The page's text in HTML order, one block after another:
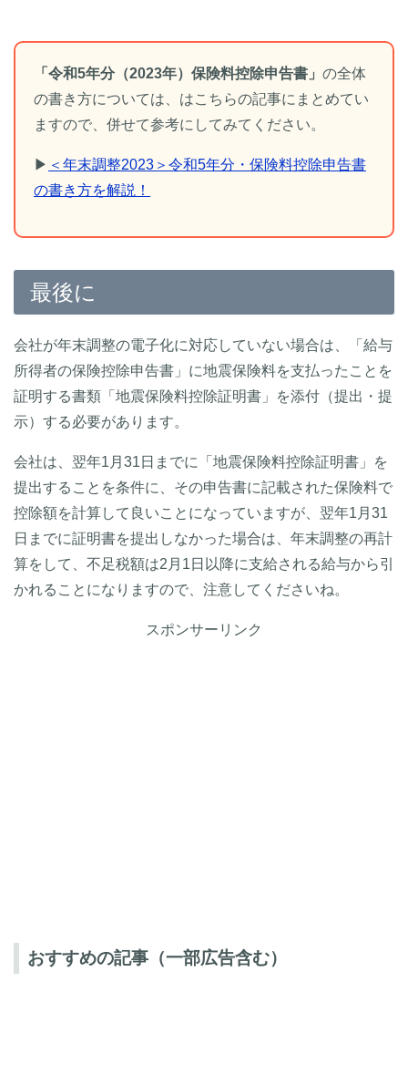
「令和5年分（2023年）保険料控除申告書」 の全体
の書き方については、はこちらの記事にまとめてい
ますので、併せて参考にしてみてください。
▶ ＜年末調整2023＞令和5年分・保険料控除申告書
の書き方を解説！
最後に
会社が年末調整の電子化に対応していない場合は、「給与
所得者の保険控除申告書」に地震保険料を支払ったことを
証明する書類「地震保険料控除証明書」を添付（提出・提
示）する必要があります。
会社は、翌年1月31日までに「地震保険料控除証明書」を
提出することを条件に、その申告書に記載された保険料で
控除額を計算して良いことになっていますが、翌年1月31
日までに証明書を提出しなかった場合は、年末調整の再計
算をして、不足税額は2月1日以降に支給される給与から引
かれることになりますので、注意してくださいね。
スポンサーリンク
おすすめの記事（一部広告含む）